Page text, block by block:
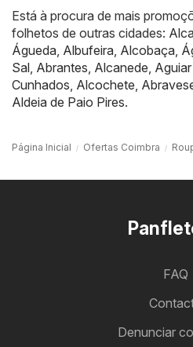
Está à procura de mais
folhetos de outras cidades:
Águeda, Albufeira, Alcobaça,
Sal, Abrantes, Alcanede,
Cunhados, Alcochete,
Aldeia de Paio Pires.
Página Inicial Ofertas Coimbra
FAQ
Denunciar